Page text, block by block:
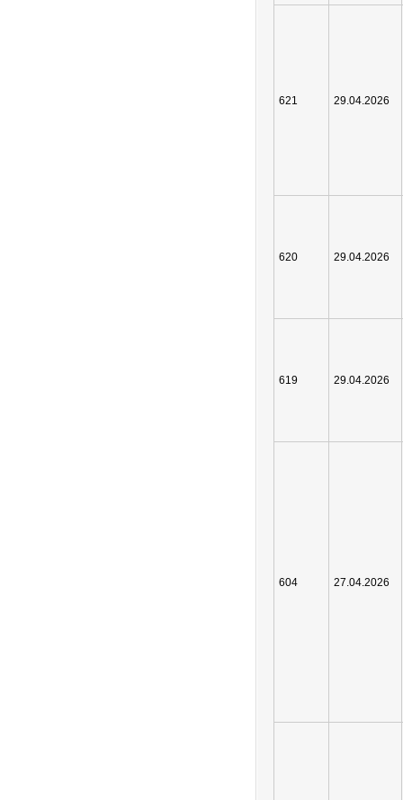
621 29.04.2026
620 29.04.2026
619 29.04.2026
604 27.04.2026